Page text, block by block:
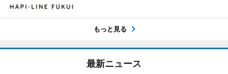
もっと見る
最新ニュース